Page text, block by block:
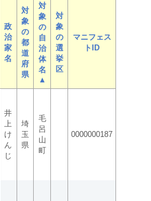
政
治
家
名
対
象
の
都
道
府
県
対
象
の
自
治
体
名
▲
対
象
の
選
挙
区
マニフェス
トID
井
上
け
ん
じ
埼
玉
県
毛
呂
山
町
0000000187